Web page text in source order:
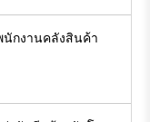
นักงานคลังสินค้า